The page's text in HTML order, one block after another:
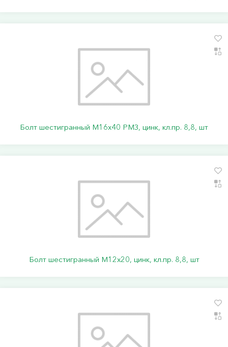
Болт шестигранный М16х40 РМЗ, цинк, кл.пр. 8,8, шт
Болт шестигранный М12х20, цинк, кл.пр. 8,8, шт